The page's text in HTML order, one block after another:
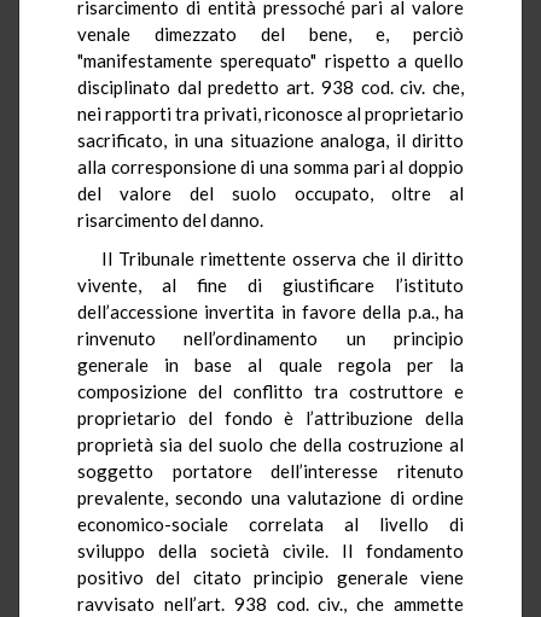
risarcimento di entità pressoché pari al valore
venale dimezzato del bene, e, perciò
"manifestamente sperequato" rispetto a quello
disciplinato dal predetto art. 938 cod. civ. che,
nei rapporti tra privati, riconosce al proprietario
sacrificato, in una situazione analoga, il diritto
alla corresponsione di una somma pari al doppio
del valore del suolo occupato, oltre al
risarcimento del danno.
Il Tribunale rimettente osserva che il diritto
vivente, al fine di giustificare l’istituto
dell’accessione invertita in favore della p.a., ha
rinvenuto nell’ordinamento un principio
generale in base al quale regola per la
composizione del conflitto tra costruttore e
proprietario del fondo è l’attribuzione della
proprietà sia del suolo che della costruzione al
soggetto portatore dell’interesse ritenuto
prevalente, secondo una valutazione di ordine
economico-sociale correlata al livello di
sviluppo della società civile. Il fondamento
positivo del citato principio generale viene
ravvisato nell’art. 938 cod. civ., che ammette